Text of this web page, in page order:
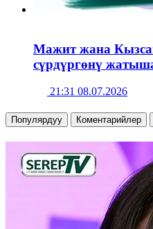
Мажит жана
сүрдүргөнү
21:31 08.07.2026
Популярдуу Коментарийлер